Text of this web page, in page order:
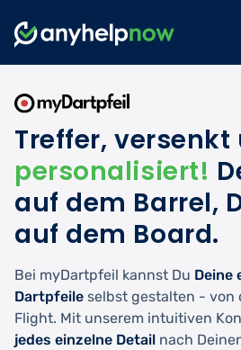
Treffer, versenkt
personalisiert!
auf dem Barrel,
auf dem Board.
Bei myDartpfeil kannst Du Deine
Dartpfeile selbst gestalten - von
Flight. Mit unserem intuitiven
jedes einzelne Detail nach